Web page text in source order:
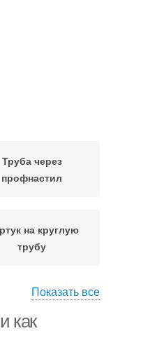
Труба через
профнастил
на круглую
трубу
Показать все
как